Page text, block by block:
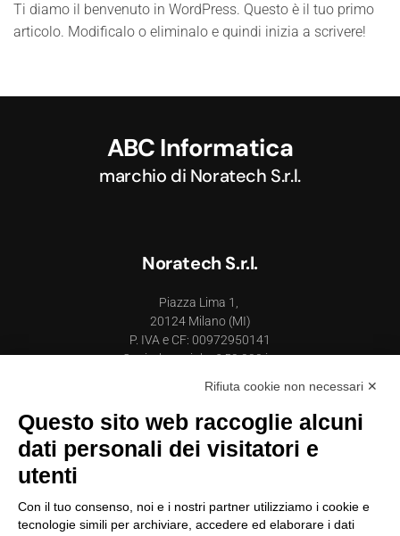
Ti diamo il benvenuto in WordPress. Questo è il tuo primo
articolo. Modificalo o eliminalo e quindi inizia a scrivere!
ABC Informatica
marchio di Noratech S.r.l.
Noratech S.r.l.
Piazza Lima 1,
20124 Milano (MI)
P. IVA e CF: 00972950141
Capitale sociale: € 50.000 i.v.
Sede operativa
Via Postioma, 68 - cap 31020 - Villorba (TV)
Vedi su Maps
Rifiuta cookie non necessari ✕
Questo sito web raccoglie alcuni
dati personali dei visitatori e
utenti
Con il tuo consenso, noi e i nostri partner utilizziamo i cookie e
tecnologie simili per archiviare, accedere ed elaborare i dati